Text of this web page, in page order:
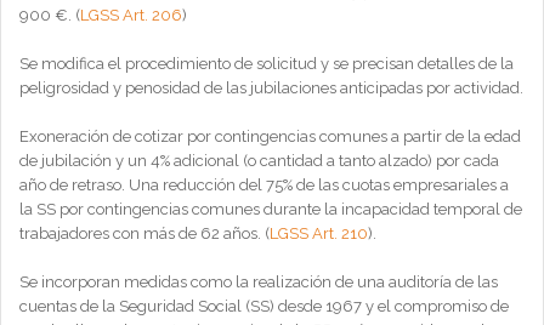
900 €. (LGSS Art. 206)
Se modifica el procedimiento de solicitud y se precisan detalles de la
peligrosidad y penosidad de las jubilaciones anticipadas por actividad.
Exoneración de cotizar por contingencias comunes a partir de la edad
de jubilación y un 4% adicional (o cantidad a tanto alzado) por cada
año de retraso. Una reducción del 75% de las cuotas empresariales a
la SS por contingencias comunes durante la incapacidad temporal de
trabajadores con más de 62 años. (LGSS Art. 210).
Se incorporan medidas como la realización de una auditoría de las
cuentas de la Seguridad Social (SS) desde 1967 y el compromiso de